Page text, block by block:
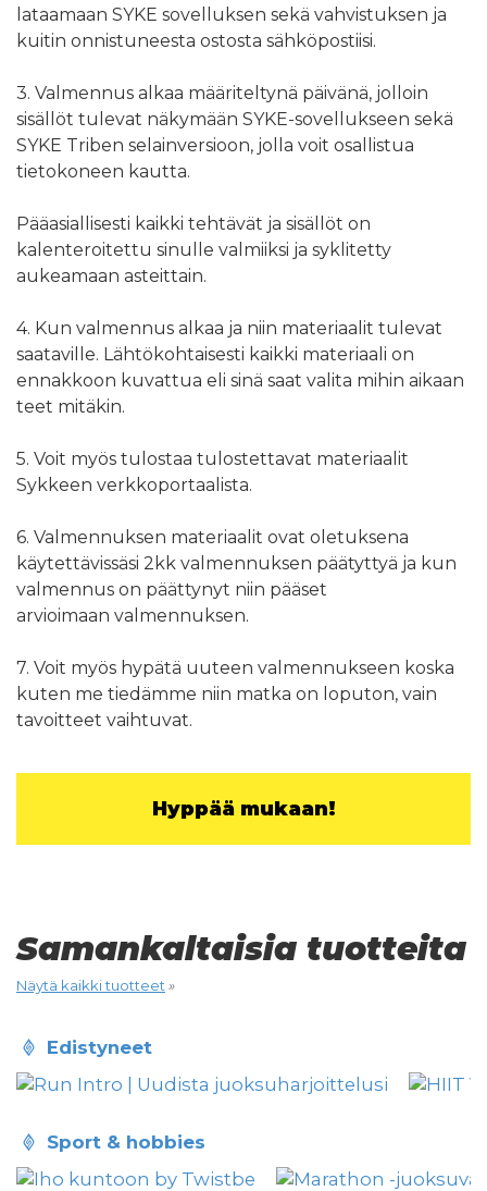
lataamaan SYKE sovelluksen sekä vahvistuksen ja
kuitin onnistuneesta ostosta sähköpostiisi.
3. Valmennus alkaa määriteltynä päivänä, jolloin
sisällöt tulevat näkymään SYKE-sovellukseen sekä
SYKE Triben selainversioon, jolla voit osallistua
tietokoneen kautta.
Pääasiallisesti kaikki tehtävät ja sisällöt on
kalenteroitettu sinulle valmiiksi ja syklitetty
aukeamaan asteittain.
4. Kun valmennus alkaa ja niin materiaalit tulevat
saataville. Lähtökohtaisesti kaikki materiaali on
ennakkoon kuvattua eli sinä saat valita mihin aikaan
teet mitäkin.
5. Voit myös tulostaa tulostettavat materiaalit
Sykkeen verkkoportaalista.
6. Valmennuksen materiaalit ovat oletuksena
käytettävissäsi 2kk valmennuksen päätyttyä ja kun
valmennus on päättynyt niin pääset
arvioimaan valmennuksen.
7. Voit myös hypätä uuteen valmennukseen koska
kuten me tiedämme niin matka on loputon, vain
tavoitteet vaihtuvat.
Hyppää mukaan!
Samankaltaisia tuotteita
Näytä kaikki tuotteet »
edistyneet
sport & hobbies